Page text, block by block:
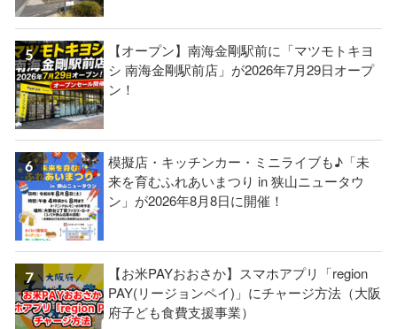
【オープン】南海金剛駅前に「マツモトキヨ
シ 南海金剛駅前店」が2026年7月29日オープ
ン！
模擬店・キッチンカー・ミニライブも♪「未
来を育むふれあいまつり in 狭山ニュータウ
ン」が2026年8月8日に開催！
【お米PAYおおさか】スマホアプリ「region
PAY(リージョンペイ)」にチャージ方法（大阪
府子ども食費支援事業）